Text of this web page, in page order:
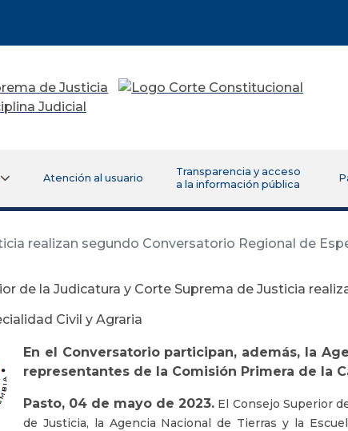
Atención al usuario
Transparencia y acceso
a la información pública
realizan segundo Conversatorio Regional de
de la Judicatura y Corte Suprema de Justicia
Civil y Agraria
En el Conversatorio participan, además, la
representantes de la Comisión Primera de la
Pasto, 04 de mayo de 2023. El Consejo Superior
de Justicia, la Agencia Nacional de Tierras y la